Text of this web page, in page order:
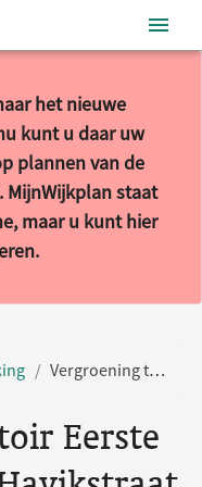
het nieuwe
kunt u daar uw
plannen van de
staat
maar u kunt hier
Vergroening trottoir Eerste Oude Heselaan - Havikstraat
Eerste